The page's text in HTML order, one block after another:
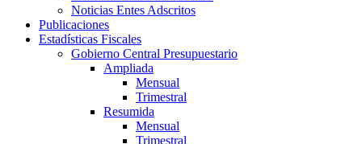
Noticias Entes Adscritos
Publicaciones
Estadísticas Fiscales
Gobierno Central Presupuestario
Ampliada
Mensual
Trimestral
Resumida
Mensual
Trimestral